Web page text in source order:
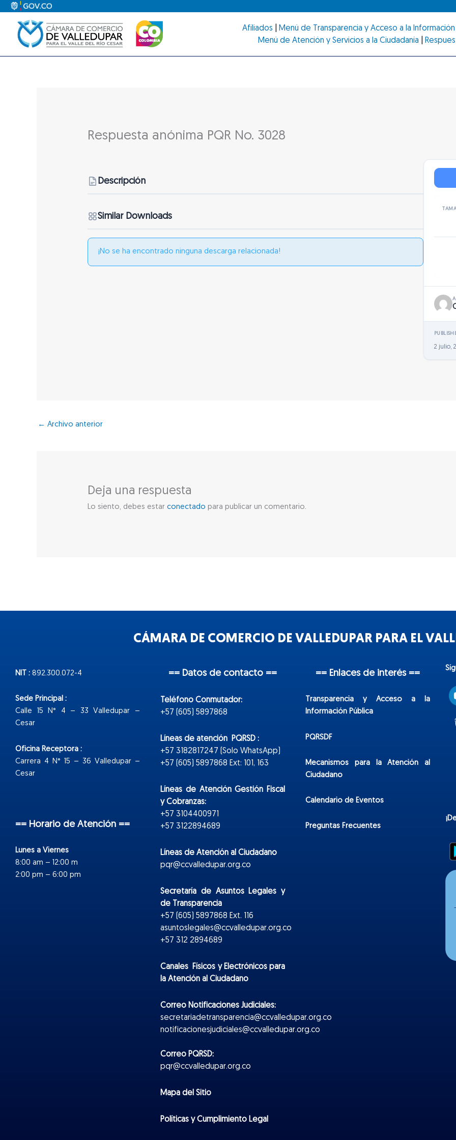
contenido
Afiliados Menú de Transparencia y Acceso a la Información
Menú de Atención y Servicios a la Ciudadanía
Respuesta anónima PQR No. 3028
Descripción
Similar Downloads
¡No se ha encontrado ninguna descarga relacionada!
2 julio,
← Archivo anterior
Deja una respuesta
Lo siento, debes estarconectado para publicar un comentario.
CÁMARA DE COMERCIO DE VALLEDUPAR PARA EL
NIT : 892.300.072-4
Sede Principal :
Calle 15 N° 4 – 33 Valledupar –
Cesar
Oficina Receptora :
Carrera 4 N° 15 – 36 Valledupar –
Cesar
== Horario de Atención ==
Lunes a Viernes
8:00 am – 12:00 m
2:00 pm – 6:00 pm
== Datos de contacto ==
Teléfono Conmutador:
+57 (605) 5897868
Líneas de atención PQRSD :
+57 3182817247 (Solo WhatsApp)
+57 (605) 5897868 Ext: 101, 163
Líneas de Atención Gestión Fiscal
y Cobranzas:
+57 3104400971
+57 3122894689
Líneas de Atención al Ciudadano
pqr@ccvalledupar.org.co
Secretaría de Asuntos Legales y
de Transparencia
+57 (605) 5897868 Ext. 116
asuntoslegales@ccvalledupar.org.co
+57 312 2894689
Canales Físicos yElectrónicospara
la Atención al Ciudadano
Correo Notificaciones Judiciales:
secretariadetransparencia@ccvalledupar.org.co
notificacionesjudiciales@ccvalledupar.org.co
Correo PQRSD:
pqr@ccvalledupar.org.co
Mapa del Sitio
Políticas y Cumplimiento Legal
== Enlaces de interés ==
Transparencia y Acceso a la
Información Pública
PQRSDF
Mecanismos para la Atención al
Ciudadano
Calendario de Eventos
Preguntas Frecuentes